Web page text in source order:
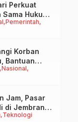
Pemerintah
Perkuat
Hukum
Nasional
Korban
Bantuan
Beban
Teknologi
Jam, Pasar
di Jembrana